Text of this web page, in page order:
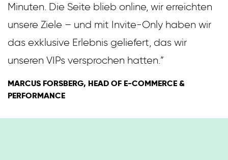
Minuten. Die Seite blieb online, wir erreichten
unsere Ziele – und mit Invite-Only haben wir
das exklusive Erlebnis geliefert, das wir
unseren VIPs versprochen hatten.”
MARCUS FORSBERG, HEAD OF E-COMMERCE &
PERFORMANCE